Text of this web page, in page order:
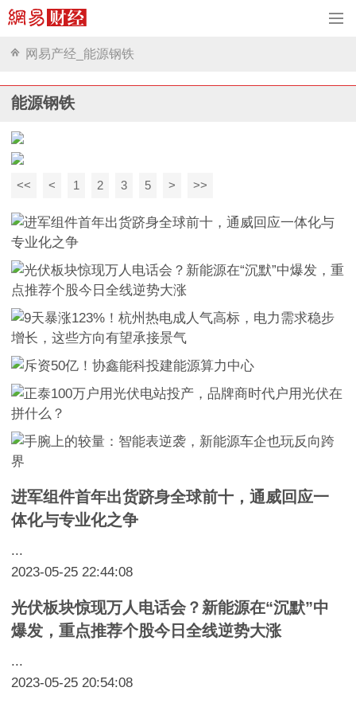
网易产经_能源钢铁
能源钢铁
<< < 1 2 3 5 > >>
进军组件首年出货跻身全球前十，通威回应一
体化与专业化之争
...
2023-05-25 22:44:08
光伏板块惊现万人电话会？新能源在“沉默”中
爆发，重点推荐个股今日全线逆势大涨
...
2023-05-25 20:54:08